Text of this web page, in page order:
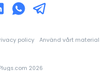
policy Använd vårt material
2026